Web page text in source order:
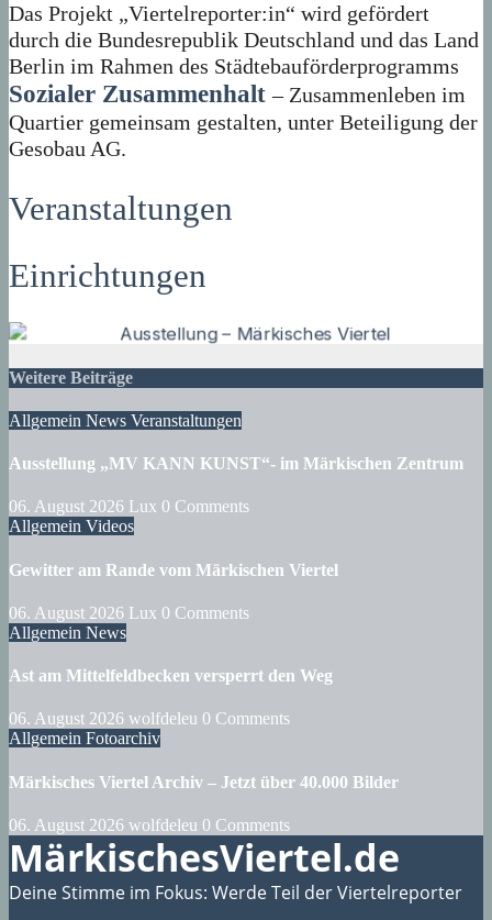
Das Projekt „Viertelreporter:in“ wird gefördert
durch die Bundesrepublik Deutschland und das Land
Berlin im Rahmen des Städtebauförderprogramms
Sozialer Zusammenhalt – Zusammenleben im
Quartier gemeinsam gestalten, unter Beteiligung der
Gesobau AG.
Veranstaltungen
Einrichtungen
Weitere Beiträge
Allgemein News Veranstaltungen
Ausstellung „MV KANN KUNST“- im Märkischen Zentrum
06. August 2026 Lux 0 Comments
Allgemein Videos
Gewitter am Rande vom Märkischen Viertel
06. August 2026 Lux 0 Comments
Allgemein News
Ast am Mittelfeldbecken versperrt den Weg
06. August 2026 wolfdeleu 0 Comments
Allgemein Fotoarchiv
Märkisches Viertel Archiv – Jetzt über 40.000 Bilder
06. August 2026 wolfdeleu 0 Comments
MärkischesViertel.de
Deine Stimme im Fokus: Werde Teil der Viertelreporter